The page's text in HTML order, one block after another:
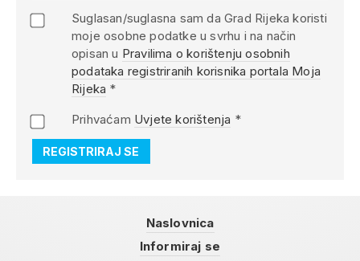
Suglasan/suglasna sam da Grad Rijeka koristi
moje osobne podatke u svrhu i na način
opisan u Pravilima o korištenju osobnih
podataka registriranih korisnika portala Moja
Rijeka *
Prihvaćam Uvjete korištenja *
Naslovnica
Informiraj se